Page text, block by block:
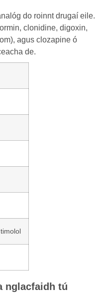
do roinnt drugaí eile.
clonidine, digoxin,
agus clozapine ó
de.
nglacfaidh tú